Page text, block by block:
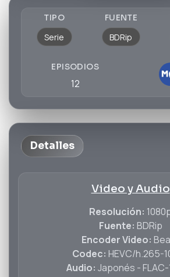
TIPO
Serie
FUENTE
BDRip
EPISODIOS
12
Detalles
Video y Audio
Resolución:
Fuente: BDRip
Encoder Video:
Codec: HEVC/h.265-
Audio: Japonés -